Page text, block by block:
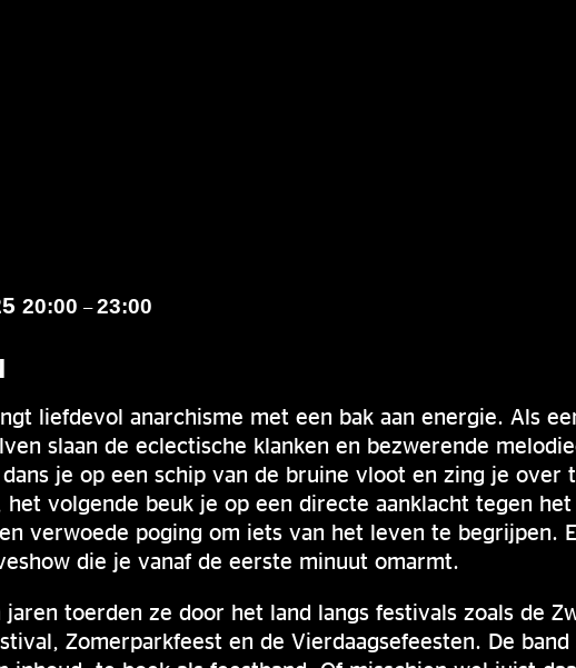
20:00 –23:00
liefdevol anarchisme met een bak aan energie. Als
slaan de eclectische klanken en bezwerende
je op een schip van de bruine vloot en zing je over
het volgende beuk je op een directe aanklacht tegen
verwoede poging om iets van het leven te begrijpen.
die je vanaf de eerste minuut omarmt.
jaren toerden ze door het land langs festivals zoals de
Zomerparkfeest en de Vierdaagsefeesten. De band